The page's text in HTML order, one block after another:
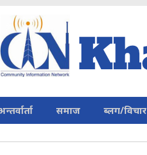
समाज ब्लग/विचार